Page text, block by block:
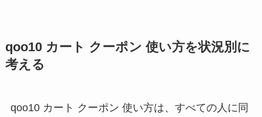
qoo10 カート クーポン 使い方を状況別に
考える
qoo10 カート クーポン 使い方は、すべての人に同